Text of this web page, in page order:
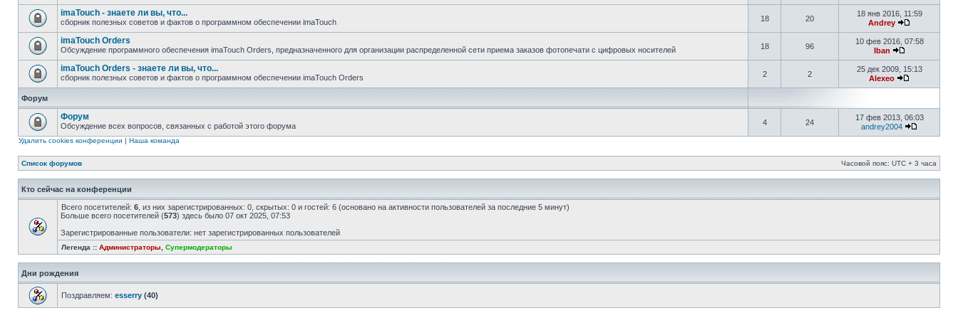
imaTouch - знаете ли вы, что...
сборник полезных советов и фактов о программном обеспечении imaTouch 18 20
18 янв 2016, 11:59
Andrey
imaTouch Orders
Обсуждение программного обеспечения imaTouch Orders, предназначенного для организации распределенной сети приема заказов фотопечати с цифровых носителей 18 96
10 фев 2016, 07:58
Iban
imaTouch Orders - знаете ли вы, что...
сборник полезных советов и фактов о программном обеспечении imaTouch Orders 2 2
25 дек 2009, 15:13
Alexeo
Форум
Форум
Обсуждение всех вопросов, связанных с работой этого форума 4 24
17 фев 2013, 06:03
andrey2004
Удалить cookies конференции | Наша команда
Список форумов Часовой пояс: UTC + 3 часа
Кто сейчас на конференции
Всего посетителей: 6 , из них зарегистрированных: 0, скрытых: 0 и гостей: 6 (основано на активности пользователей за последние 5 минут)
Больше всего посетителей (573) здесь было 07 окт 2025, 07:53
Зарегистрированные пользователи: нет зарегистрированных пользователей
Легенда :: Администраторы Супермодераторы
Дни рождения
Поздравляем: esserry (40)